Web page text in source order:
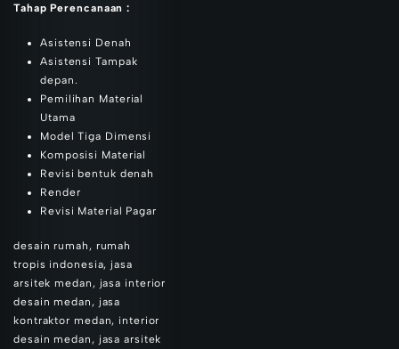
Tahap Perencanaan :
Asistensi Denah
Asistensi Tampak
depan.
Pemilihan Material
Utama
Model Tiga Dimensi
Komposisi Material
Revisi bentuk denah
Render
Revisi Material Pagar
desain rumah, rumah
tropis indonesia, jasa
arsitek medan, jasa interior
desain medan, jasa
kontraktor medan, interior
desain medan, jasa arsitek